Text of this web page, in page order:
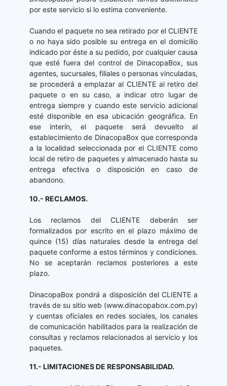
por este servicio si lo estima conveniente.
Cuando el paquete no sea retirado por el CLIENTE
o no haya sido posible su entrega en el domicilio
indicado por éste a su pedido, por cualquier causa
que esté fuera del control de DinacopaBox, sus
agentes, sucursales, filiales o personas vinculadas,
se procederá a emplazar al CLIENTE al retiro del
paquete o en su caso, a indicar otro lugar de
entrega siempre y cuando este servicio adicional
esté disponible en esa ubicación geográfica. En
ese interín, el paquete será devuelto al
establecimiento de DinacopaBox que corresponda
a la localidad seleccionada por el CLIENTE como
local de retiro de paquetes y almacenado hasta su
entrega efectiva o disposición en caso de
abandono.
10.- RECLAMOS.
Los reclamos del CLIENTE deberán ser
formalizados por escrito en el plazo máximo de
quince (15) días naturales desde la entrega del
paquete conforme a estos términos y condiciones.
No se aceptarán reclamos posteriores a este
plazo.
DinacopaBox pondrá a disposición del CLIENTE a
través de su sitio web (www.dinacopabox.com.py)
y cuentas oficiales en redes sociales, los canales
de comunicación habilitados para la realización de
consultas y reclamos relacionados al servicio y los
paquetes.
11.- LIMITACIONES DE RESPONSABILIDAD.